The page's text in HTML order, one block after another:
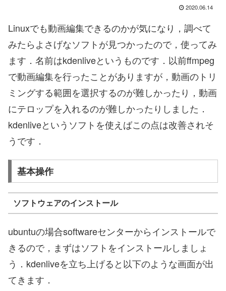
2020.06.14
Linuxでも動画編集できるのかが気になり，調べて
みたらよさげなソフトが見つかったので，使ってみ
ます．名前はkdenliveというものです．以前ffmpeg
で動画編集を行ったことがありますが，動画のトリ
ミングする範囲を選択するのが難しかったり，動画
にテロップを入れるのが難しかったりしました．
kdenliveというソフトを使えばこの点は改善されそ
うです．
基本操作
ソフトウェアのインストール
ubuntuの場合softwareセンターからインストールで
きるので，まずはソフトをインストールしましょ
う．kdenliveを立ち上げると以下のような画面が出
てきます．